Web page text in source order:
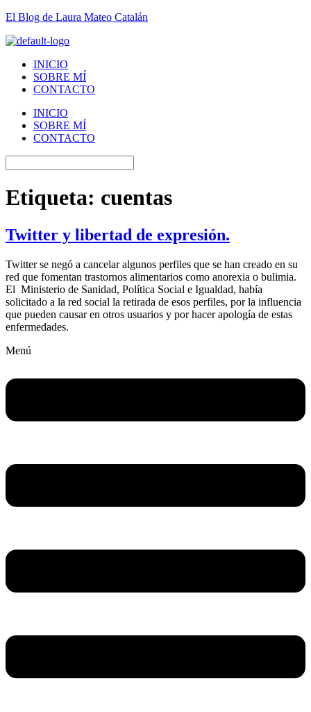
El Blog de Laura Mateo Catalán
INICIO
SOBRE MÍ
CONTACTO
INICIO
SOBRE MÍ
CONTACTO
Etiqueta: cuentas
Twitter y libertad de expresión.
Twitter se negó a cancelar algunos perfiles que se han creado en su
red que fomentan trastornos alimentarios como anorexia o bulimia.
El Ministerio de Sanidad, Política Social e Igualdad, había
solicitado a la red social la retirada de esos perfiles, por la influencia
que pueden causar en otros usuarios y por hacer apología de estas
enfermedades.
Menú